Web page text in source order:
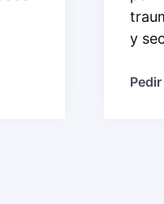
y